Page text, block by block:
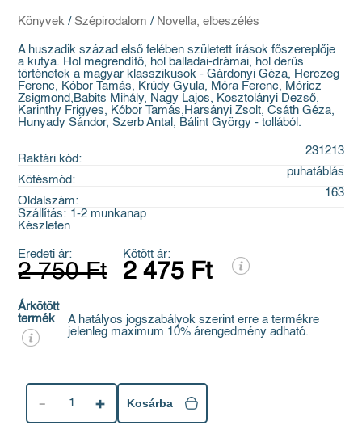
Könyvek / Szépirodalom / Novella, elbeszélés
A huszadik század első felében született írások főszereplője
a kutya. Hol megrendítő, hol balladai-drámai, hol derűs
történetek a magyar klasszikusok - Gárdonyi Géza, Herczeg
Ferenc, Kóbor Tamás, Krúdy Gyula, Móra Ferenc, Móricz
Zsigmond,Babits Mihály, Nagy Lajos, Kosztolányi Dezső,
Karinthy Frigyes, Kóbor Tamás,Harsányi Zsolt, Csáth Géza,
Hunyady Sándor, Szerb Antal, Bálint György - tollából.
Raktári kód:
231213
Kötésmód:
puhatáblás
Oldalszám:
163
Szállítás: 1-2 munkanap
Készleten
Eredeti ár:
2 750 Ft
Kötött ár:
2 475 Ft
Árkötött
termék
A hatályos jogszabályok szerint erre a termékre
jelenleg maximum 10% árengedmény adható.
1 Kosárba